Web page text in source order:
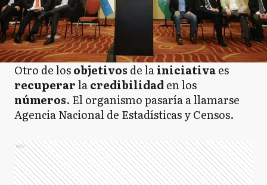
Otro de losobjetivos de lainiciativaes
recuperarlacredibilidaden los
números. El organismo pasaría a llamarse
Agencia Nacional de Estadísticas y Censos.
Ads